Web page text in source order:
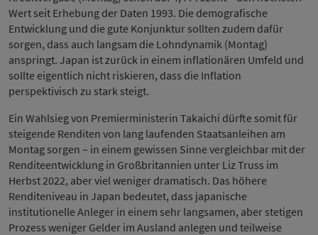
Wert seit Erhebung der Daten 1993. Die demografische
Entwicklung und die gute Konjunktur sollten zudem dafür
sorgen, dass auch langsam die Lohndynamik (Montag)
anspringt. Japan ist zurück in einem inflationären Umfeld und
sollte eigentlich nicht riskieren, dass die Inflation
perspektivisch zu stark steigt.
Ein Wahlsieg von Premierministerin Takaichi dürfte somit für
steigende Renditen von lang laufenden Staatsanleihen am
Montag sorgen – in einem gewissen Sinne vergleichbar mit der
Renditeentwicklung in Großbritannien unter Liz Truss im
Herbst 2022, aber viel weniger dramatisch. Das höhere
Renditeniveau in Japan bedeutet, dass japanische
institutionelle Anleger in einem sehr langsamen, aber stetigen
Prozess weniger Gelder im Ausland anlegen und teilweise